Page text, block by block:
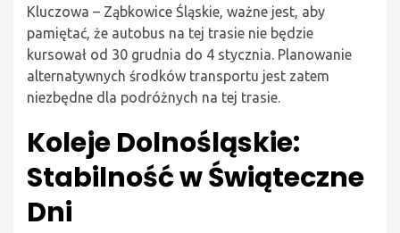
Kluczowa – Ząbkowice Śląskie, ważne jest, aby
pamiętać, że autobus na tej trasie nie będzie
kursował od 30 grudnia do 4 stycznia. Planowanie
alternatywnych środków transportu jest zatem
niezbędne dla podróżnych na tej trasie.
Koleje Dolnośląskie:
Stabilność w Świąteczne
Dni